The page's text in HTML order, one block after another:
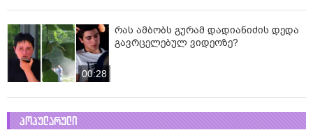
00:28
რას ამბობს გურამ დადიანიძის დედა
გავრცელებულ ვიდეოზე?
პოპულარული